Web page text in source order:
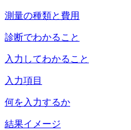
測量の種類と費用
診断でわかること
入力してわかること
入力項目
何を入力するか
結果イメージ